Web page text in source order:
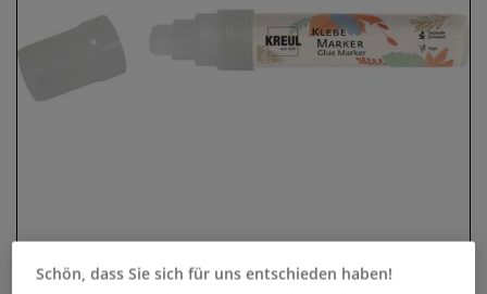
Schön, dass Sie sich für uns entschieden haben!